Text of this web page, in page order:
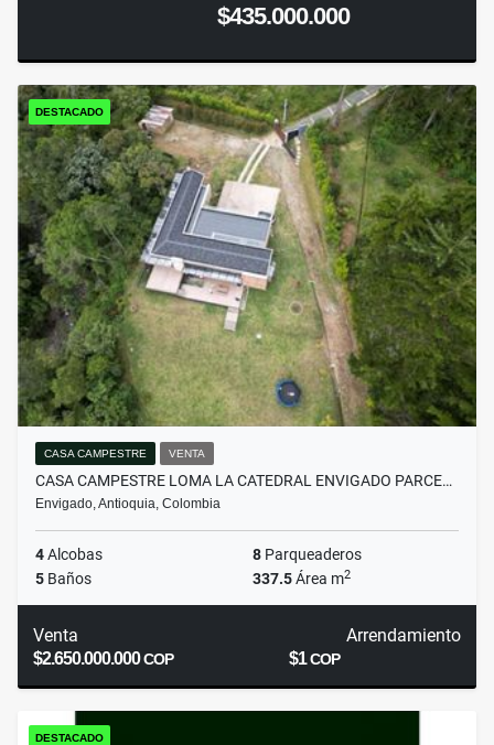
$435.000.000
DESTACADO
CASA CAMPESTRE VENTA
CASA CAMPESTRE LOMA LA CATEDRAL ENVIGADO PARCE…
Envigado, Antioquia, Colombia
4Alcobas 8 Parqueaderos
5 Baños 337.5Área m2
Venta
$2.650.000.000COP
Arrendamiento
$1COP
DESTACADO